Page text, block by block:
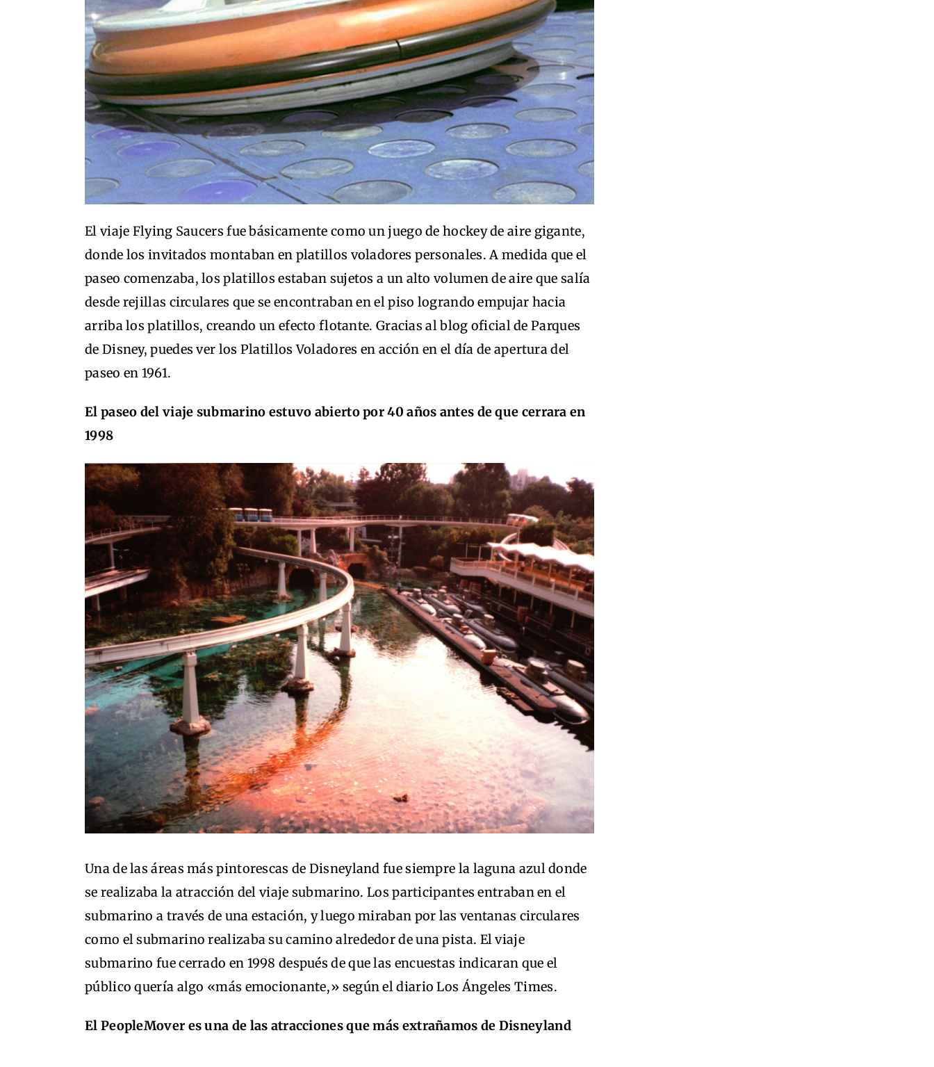
El viaje Flying Saucers fue básicamente como un juego de hockey de aire gigante,
donde los invitados montaban en platillos voladores personales. A medida que el
paseo comenzaba, los platillos estaban sujetos a un alto volumen de aire que salía
desde rejillas circulares que se encontraban en el piso logrando empujar hacia
arriba los platillos, creando un efecto flotante. Gracias al blog oficial de Parques
de Disney, puedes ver los Platillos Voladores en acción en el día de apertura del
paseo en 1961.
El paseo del viaje submarino estuvo abierto por 40 años antes de que cerrara en
1998
Una de las áreas más pintorescas de Disneyland fue siempre la laguna azul donde
se realizaba la atracción del viaje submarino. Los participantes entraban en el
submarino a través de una estación, y luego miraban por las ventanas circulares
como el submarino realizaba su camino alrededor de una pista. El viaje
submarino fue cerrado en 1998 después de que las encuestas indicaran que el
público quería algo «más emocionante,» según el diario Los Ángeles Times.
El PeopleMover es una de las atracciones que más extrañamos de Disneyland